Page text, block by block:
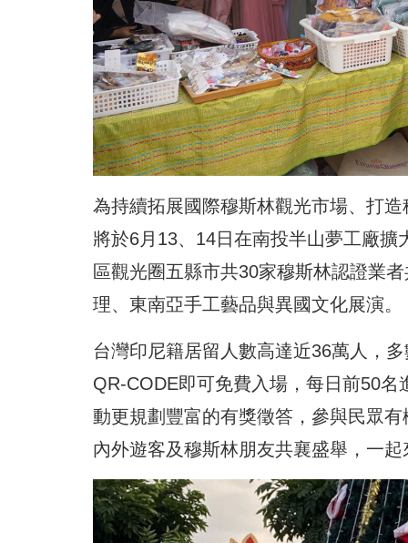
為持續拓展國際穆斯林觀光市場、打
將於6月13、14日在南投半山夢工廠
區觀光圈五縣市共30家穆斯林認證業
理、東南亞手工藝品與異國文化展演。
台灣印尼籍居留人數高達近36萬人，
QR-CODE即可免費入場，每日前50
動更規劃豐富的有獎徵答，參與民眾
內外遊客及穆斯林朋友共襄盛舉，一